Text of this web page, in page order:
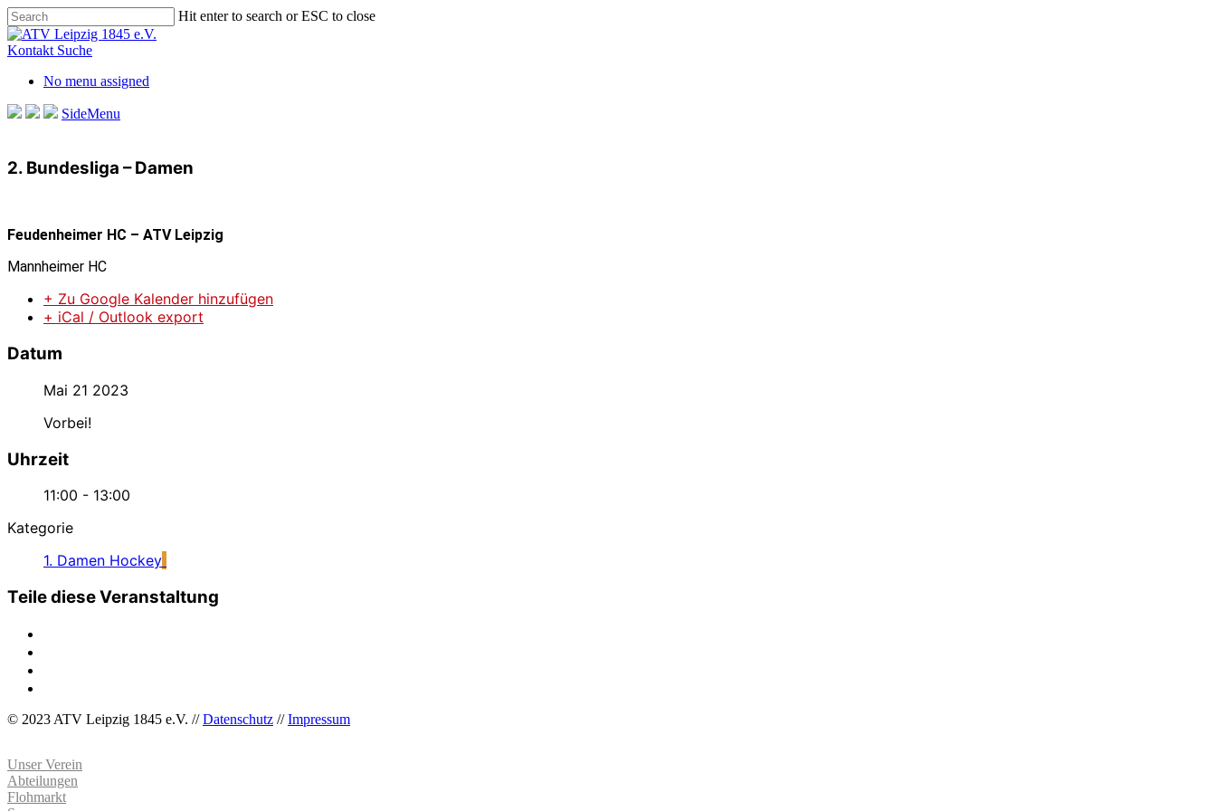
Skip
to
main
Hit enter to search or ESC to close
Close
Search
Kontakt Suche
No menu assigned
SideMenu
2. Bundesliga – Damen
Feudenheimer HC – ATV Leipzig
Mannheimer HC
+ Zu Google Kalender hinzufügen
+ iCal / Outlook export
Datum
Mai 21 2023
Vorbei!
Uhrzeit
11:00 - 13:00
Kategorie
1. Damen Hockey
Teile diese Veranstaltung
© 2023 ATV Leipzig 1845 e.V. //Datenschutz //Impressum
Unser Verein
Abteilungen
Flohmarkt